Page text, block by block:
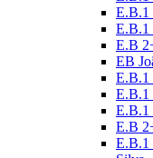
E.B.1
E.B.1
E.B
EB
E.B.1
E.B.1
E.B.1
E.B
E.B.1